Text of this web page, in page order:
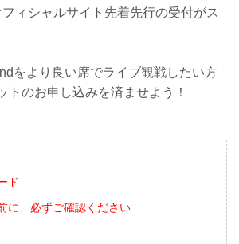
ィシャルサイト先着先行の受付がス
をより良い席でライブ観戦したい方
トのお申し込みを済ませよう！
ド
に、必ずご確認ください